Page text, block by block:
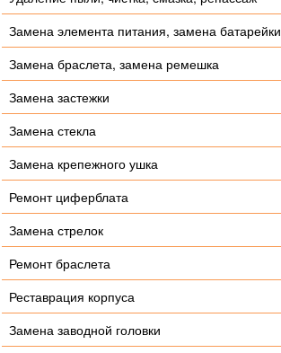
Замена элемента питания, замена батарейки
Замена браслета, замена ремешка
Замена застежки
Замена стекла
Замена крепежного ушка
Ремонт циферблата
Замена стрелок
Ремонт браслета
Реставрация корпуса
Замена заводной головки